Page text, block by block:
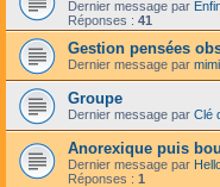
Dernier message par
Réponses : 41
Gestion pensées
Dernier message par
Groupe
Dernier message par Clé
Anorexique puis
Dernier message par
Réponses : 1